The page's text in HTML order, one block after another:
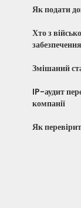
Як подати
Хто з
Змішаний
IP-аудит
компанії
Як